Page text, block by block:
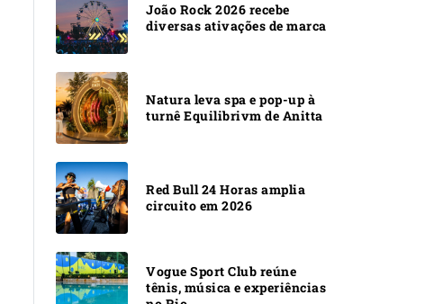
João Rock 2026 recebe
diversas ativações de marca
Natura leva spa e pop-up à
turnê Equilibrivm de Anitta
Red Bull 24 Horas amplia
circuito em 2026
Vogue Sport Club reúne
tênis, música e experiências